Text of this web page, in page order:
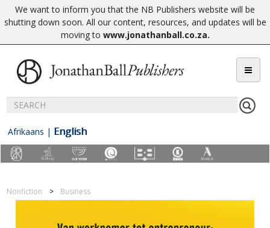
We want to inform you that the NB Publishers website will be
shutting down soon. All our content, resources, and updates will be
moving to www.jonathanball.co.za.
Afrikaans | English
Nonfiction Business